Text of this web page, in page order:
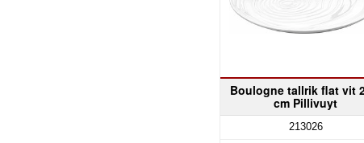
Boulogne tallrik flat vit
cm Pillivuyt
213026